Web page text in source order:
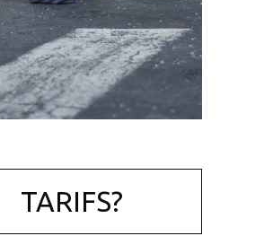
TARIFS?